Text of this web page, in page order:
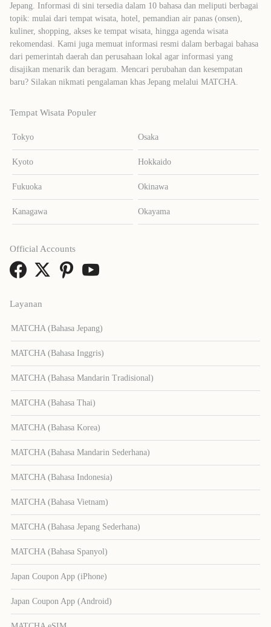
Jepang. Informasi di sini tersedia dalam 10 bahasa dan meliputi berbagai
topik: mulai dari tempat wisata, hotel, pemandian air panas (onsen),
kuliner, shopping, akses ke tempat wisata, hingga agenda wisata
rekomendasi. Kami juga memuat informasi resmi dalam berbagai bahasa
dari pemerintah daerah dan perusahaan lokal agar informasi yang
disajikan menarik dan beragam. Mencari perubahan dan kesempatan
baru? Silakan nikmati pengalaman khas Jepang melalui MATCHA.
Tempat Wisata Populer
Tokyo Osaka
Kyoto Hokkaido
Fukuoka Okinawa
Kanagawa Okayama
Layanan
MATCHA (Bahasa Jepang)
MATCHA (Bahasa Inggris)
MATCHA (Bahasa Mandarin Tradisional)
MATCHA (Bahasa Thai)
MATCHA (Bahasa Korea)
MATCHA (Bahasa Mandarin Sederhana)
MATCHA (Bahasa Indonesia)
MATCHA (Bahasa Vietnam)
MATCHA (Bahasa Jepang Sederhana)
MATCHA (Bahasa Spanyol)
Japan Coupon App (iPhone)
Japan Coupon App (Android)
Official Accounts